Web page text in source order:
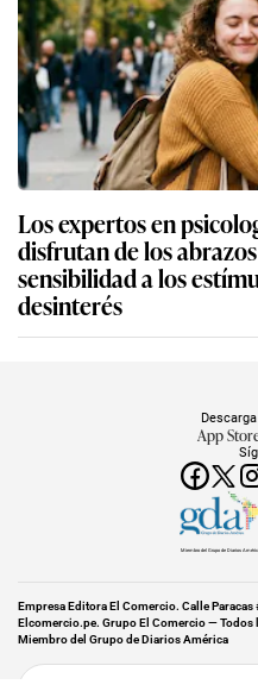
Los expertos en
disfrutan de los
sensibilidad a los
desinterés
App
Miembro del Grupo de Diarios
Empresa Editora El Comercio. Calle
Elcomercio.pe. Grupo El Comercio — Todos
Miembro del Grupo de Diarios América